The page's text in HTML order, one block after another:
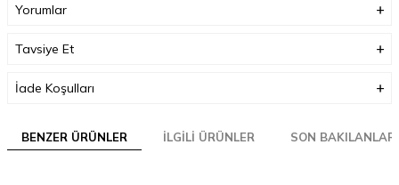
Yorumlar
Tavsiye Et
İade Koşulları
BENZER ÜRÜNLER İLGILI ÜRÜNLER SON BAKILANLAR